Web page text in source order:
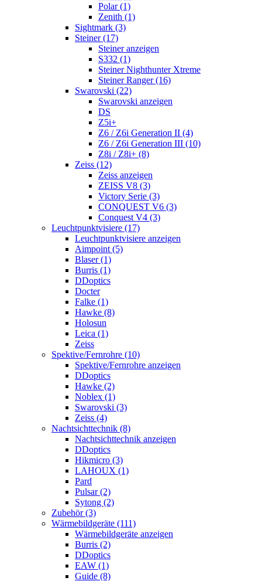
Polar (1)
Zenith (1)
Sightmark (3)
Steiner (17)
Steiner anzeigen
S332 (1)
Steiner Nighthunter Xtreme
Steiner Ranger (16)
Swarovski (22)
Swarovski anzeigen
DS
Z5i+
Z6 / Z6i Generation II (4)
Z6 / Z6i Generation III (10)
Z8i / Z8i+ (8)
Zeiss (12)
Zeiss anzeigen
ZEISS V8 (3)
Victory Serie (3)
CONQUEST V6 (3)
Conquest V4 (3)
Leuchtpunktvisiere (17)
Leuchtpunktvisiere anzeigen
Aimpoint (5)
Blaser (1)
Burris (1)
DDoptics
Docter
Falke (1)
Hawke (8)
Holosun
Leica (1)
Zeiss
Spektive/Fernrohre (10)
Spektive/Fernrohre anzeigen
DDoptics
Hawke (2)
Noblex (1)
Swarovski (3)
Zeiss (4)
Nachtsichttechnik (8)
Nachtsichttechnik anzeigen
DDoptics
Hikmicro (3)
LAHOUX (1)
Pard
Pulsar (2)
Sytong (2)
Zubehör (3)
Wärmebildgeräte (111)
Wärmebildgeräte anzeigen
Burris (2)
DDoptics
EAW (1)
Guide (8)